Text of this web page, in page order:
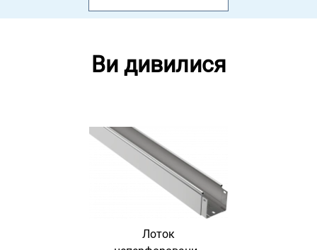
Ви дивилися
Лоток